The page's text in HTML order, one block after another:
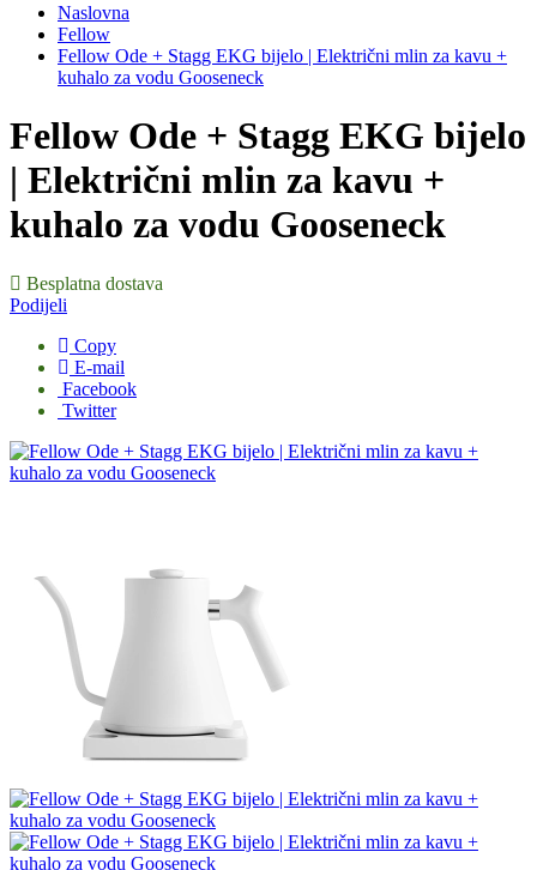
Naslovna
Fellow
Fellow Ode + Stagg EKG bijelo | Električni mlin za kavu +
kuhalo za vodu Gooseneck
Fellow Ode + Stagg EKG bijelo
| Električni mlin za kavu +
kuhalo za vodu Gooseneck
Besplatna dostava
Podijeli
Copy
E-mail
Facebook
Twitter